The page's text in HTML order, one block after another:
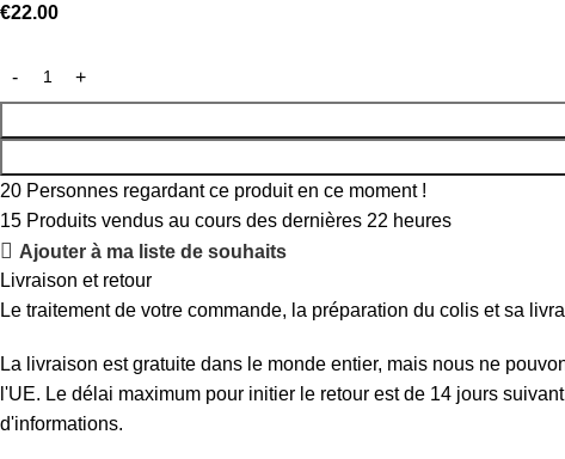
€22.00
20 Personnes regardant ce produit en ce moment !
15 Produits vendus au cours des dernières 22 heures
Ajouter à ma liste de souhaits
Livraison et retour
Le traitement de votre commande, la préparation du colis et sa
La livraison est gratuite dans le monde entier, mais nous ne
l'UE. Le délai maximum pour initier le retour est de 14 jours
d'informations.